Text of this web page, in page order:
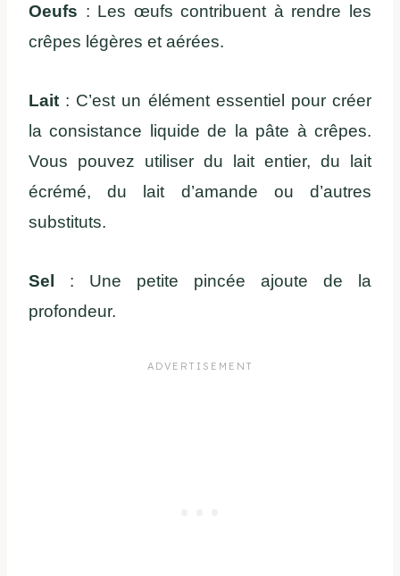
Oeufs : Les œufs contribuent à rendre les
crêpes légères et aérées.
Lait : C’est un élément essentiel pour créer
la consistance liquide de la pâte à crêpes.
Vous pouvez utiliser du lait entier, du lait
écrémé, du lait d’amande ou d’autres
substituts.
Sel
: Une petite pincée ajoute de la
profondeur.